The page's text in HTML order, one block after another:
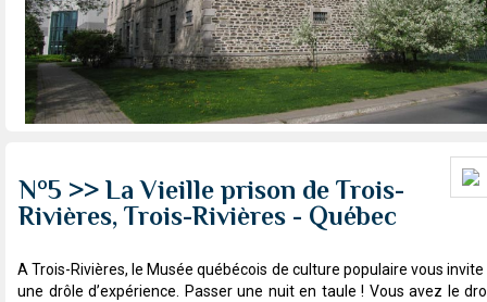
N°5 >> La Vieille prison de Trois-
Rivières, Trois-Rivières - Québec
A Trois-Rivières, le Musée québécois de culture populaire vous invite
une drôle d’expérience. Passer une nuit en taule ! Vous avez le